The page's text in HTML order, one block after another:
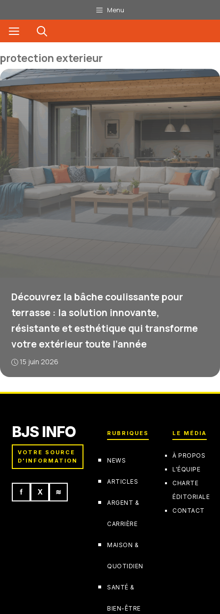
au
contenu
Menu
Menu
protection exterieur
Découvrez la bâche coulissante pour
terrasse : la solution innovante,
résistante et esthétique qui transforme
votre extérieur toute l’année
15 juin 2026
BJS INFO
VOTRE SOURCE
D'INFORMATION
f X ≋
RUBRIQUES
NEWS
ARTICLES
ARGENT &
CARRIÈRE
MAISON &
QUOTIDIEN
SANTÉ &
BIEN-ÊTRE
LE MÉDIA
À PROPOS
L'ÉQUIPE
CHARTE
ÉDITORIALE
CONTACT